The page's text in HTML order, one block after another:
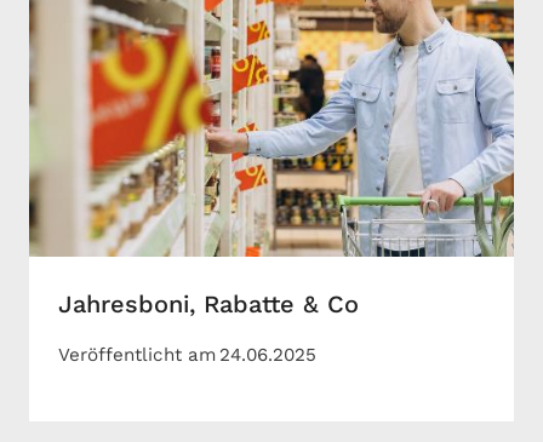
Jahresboni, Rabatte & Co
Veröffentlicht am 24.06.2025